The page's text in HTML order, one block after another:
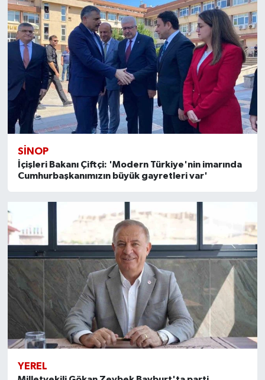
SİNOP
İçişleri Bakanı Çiftçi: 'Modern Türkiye'nin imarında
Cumhurbaşkanımızın büyük gayretleri var'
YEREL